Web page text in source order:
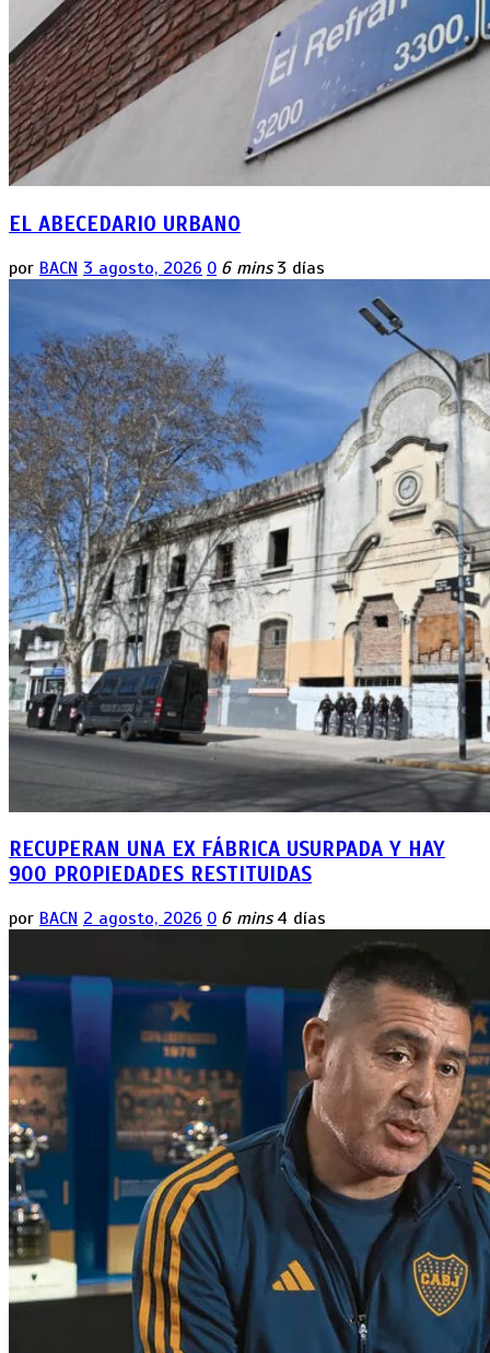
EL ABECEDARIO URBANO
por BACN 3 agosto, 2026 0 6 mins 3 días
RECUPERAN UNA EX FÁBRICA USURPADA Y HAY
900 PROPIEDADES RESTITUIDAS
por BACN 2 agosto, 2026 0 6 mins 4 días